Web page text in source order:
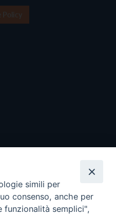
simili per
consenso, anche per
funzionalità semplici",